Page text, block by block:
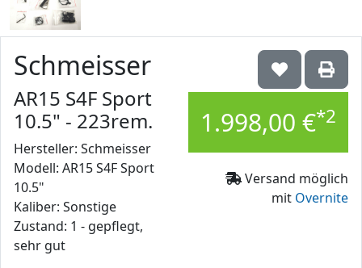
1.998,00 €*2
Versand möglich
mit Overnite
Schmeisser
AR15 S4F Sport
10.5" - 223rem.
Hersteller: Schmeisser
Modell: AR15 S4F Sport
10.5"
Kaliber: Sonstige
Zustand: 1 - gepflegt,
sehr gut